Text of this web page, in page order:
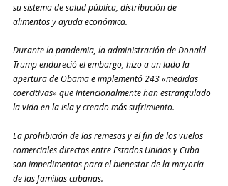
su sistema de salud pública, distribución de
alimentos y ayuda económica.
Durante la pandemia, la administración de Donald
Trump endureció el embargo, hizo a un lado la
apertura de Obama e implementó 243 «medidas
coercitivas» que intencionalmente han estrangulado
la vida en la isla y creado más sufrimiento.
La prohibición de las remesas y el fin de los vuelos
comerciales directos entre Estados Unidos y Cuba
son impedimentos para el bienestar de la mayoría
de las familias cubanas.